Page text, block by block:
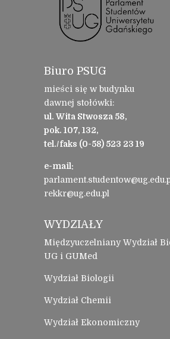
Biuro PSUG
mieści się w budynku
dawnej stołówki:
ul. Wita Stwosza 58,
pok. 107, 132,
tel./faks (0-58) 523 23 19
e-mail:
rekkr@ug.edu.pl
WYDZIAŁY
Międzyuczelniany Wydział
UG i GUMed
Wydział Biologii
Wydział Chemii
Wydział Ekonomiczny